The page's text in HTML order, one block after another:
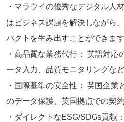
・マラウイの優秀なデジタル人
はビジネス課題を解決しながら
パクトを生み出すことができます
・高品質な業務代行： 英語対応
ータ入力、品質モニタリングなど
・国際基準の安全性： 英国企
のデータ保護、英国拠点での契約
・ダイレクトなESG/SDGs貢献